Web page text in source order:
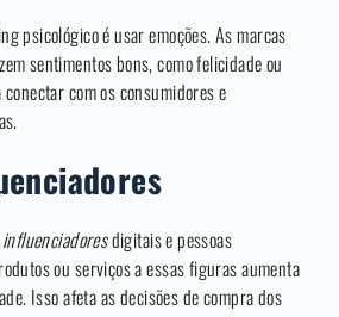
psicológico é usar emoções. As marcas
sentimentos bons, como felicidade ou
com os consumidores e
influenciadoresdigitais e pessoas
ou serviços a essas figuras aumenta
Isso afeta as decisões de compra dos